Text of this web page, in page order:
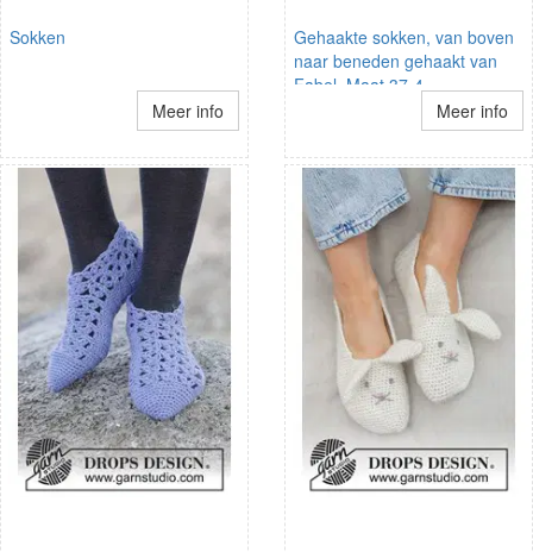
Sokken
Meer info
Gehaakte sokken, van boven
naar beneden gehaakt van
Fabel. Maat 37-4
Meer info